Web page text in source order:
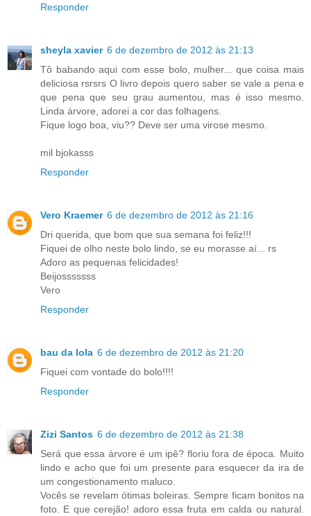
Responder
sheyla xavier 6 de dezembro de 2012 às 21:13
Tô babando aqui com esse bolo, mulher... que coisa mais
deliciosa rsrsrs O livro depois quero saber se vale a pena e
que pena que seu grau aumentou, mas é isso mesmo.
Linda árvore, adorei a cor das folhagens.
Fique logo boa, viu?? Deve ser uma virose mesmo.
mil bjokasss
Responder
Vero Kraemer 6 de dezembro de 2012 às 21:16
Dri querida, que bom que sua semana foi feliz!!!
Fiquei de olho neste bolo lindo, se eu morasse aí... rs
Adoro as pequenas felicidades!
Beijosssssss
Vero
Responder
bau da lola 6 de dezembro de 2012 às 21:20
Fiquei com vontade do bolo!!!!
Responder
Zizi Santos 6 de dezembro de 2012 às 21:38
Será que essa árvore é um ipê? floriu fora de época. Muito
lindo e acho que foi um presente para esquecer da ira de
um congestionamento maluco.
Vocês se revelam ótimas boleiras. Sempre ficam bonitos na
foto. E que cerejão! adoro essa fruta em calda ou natural.